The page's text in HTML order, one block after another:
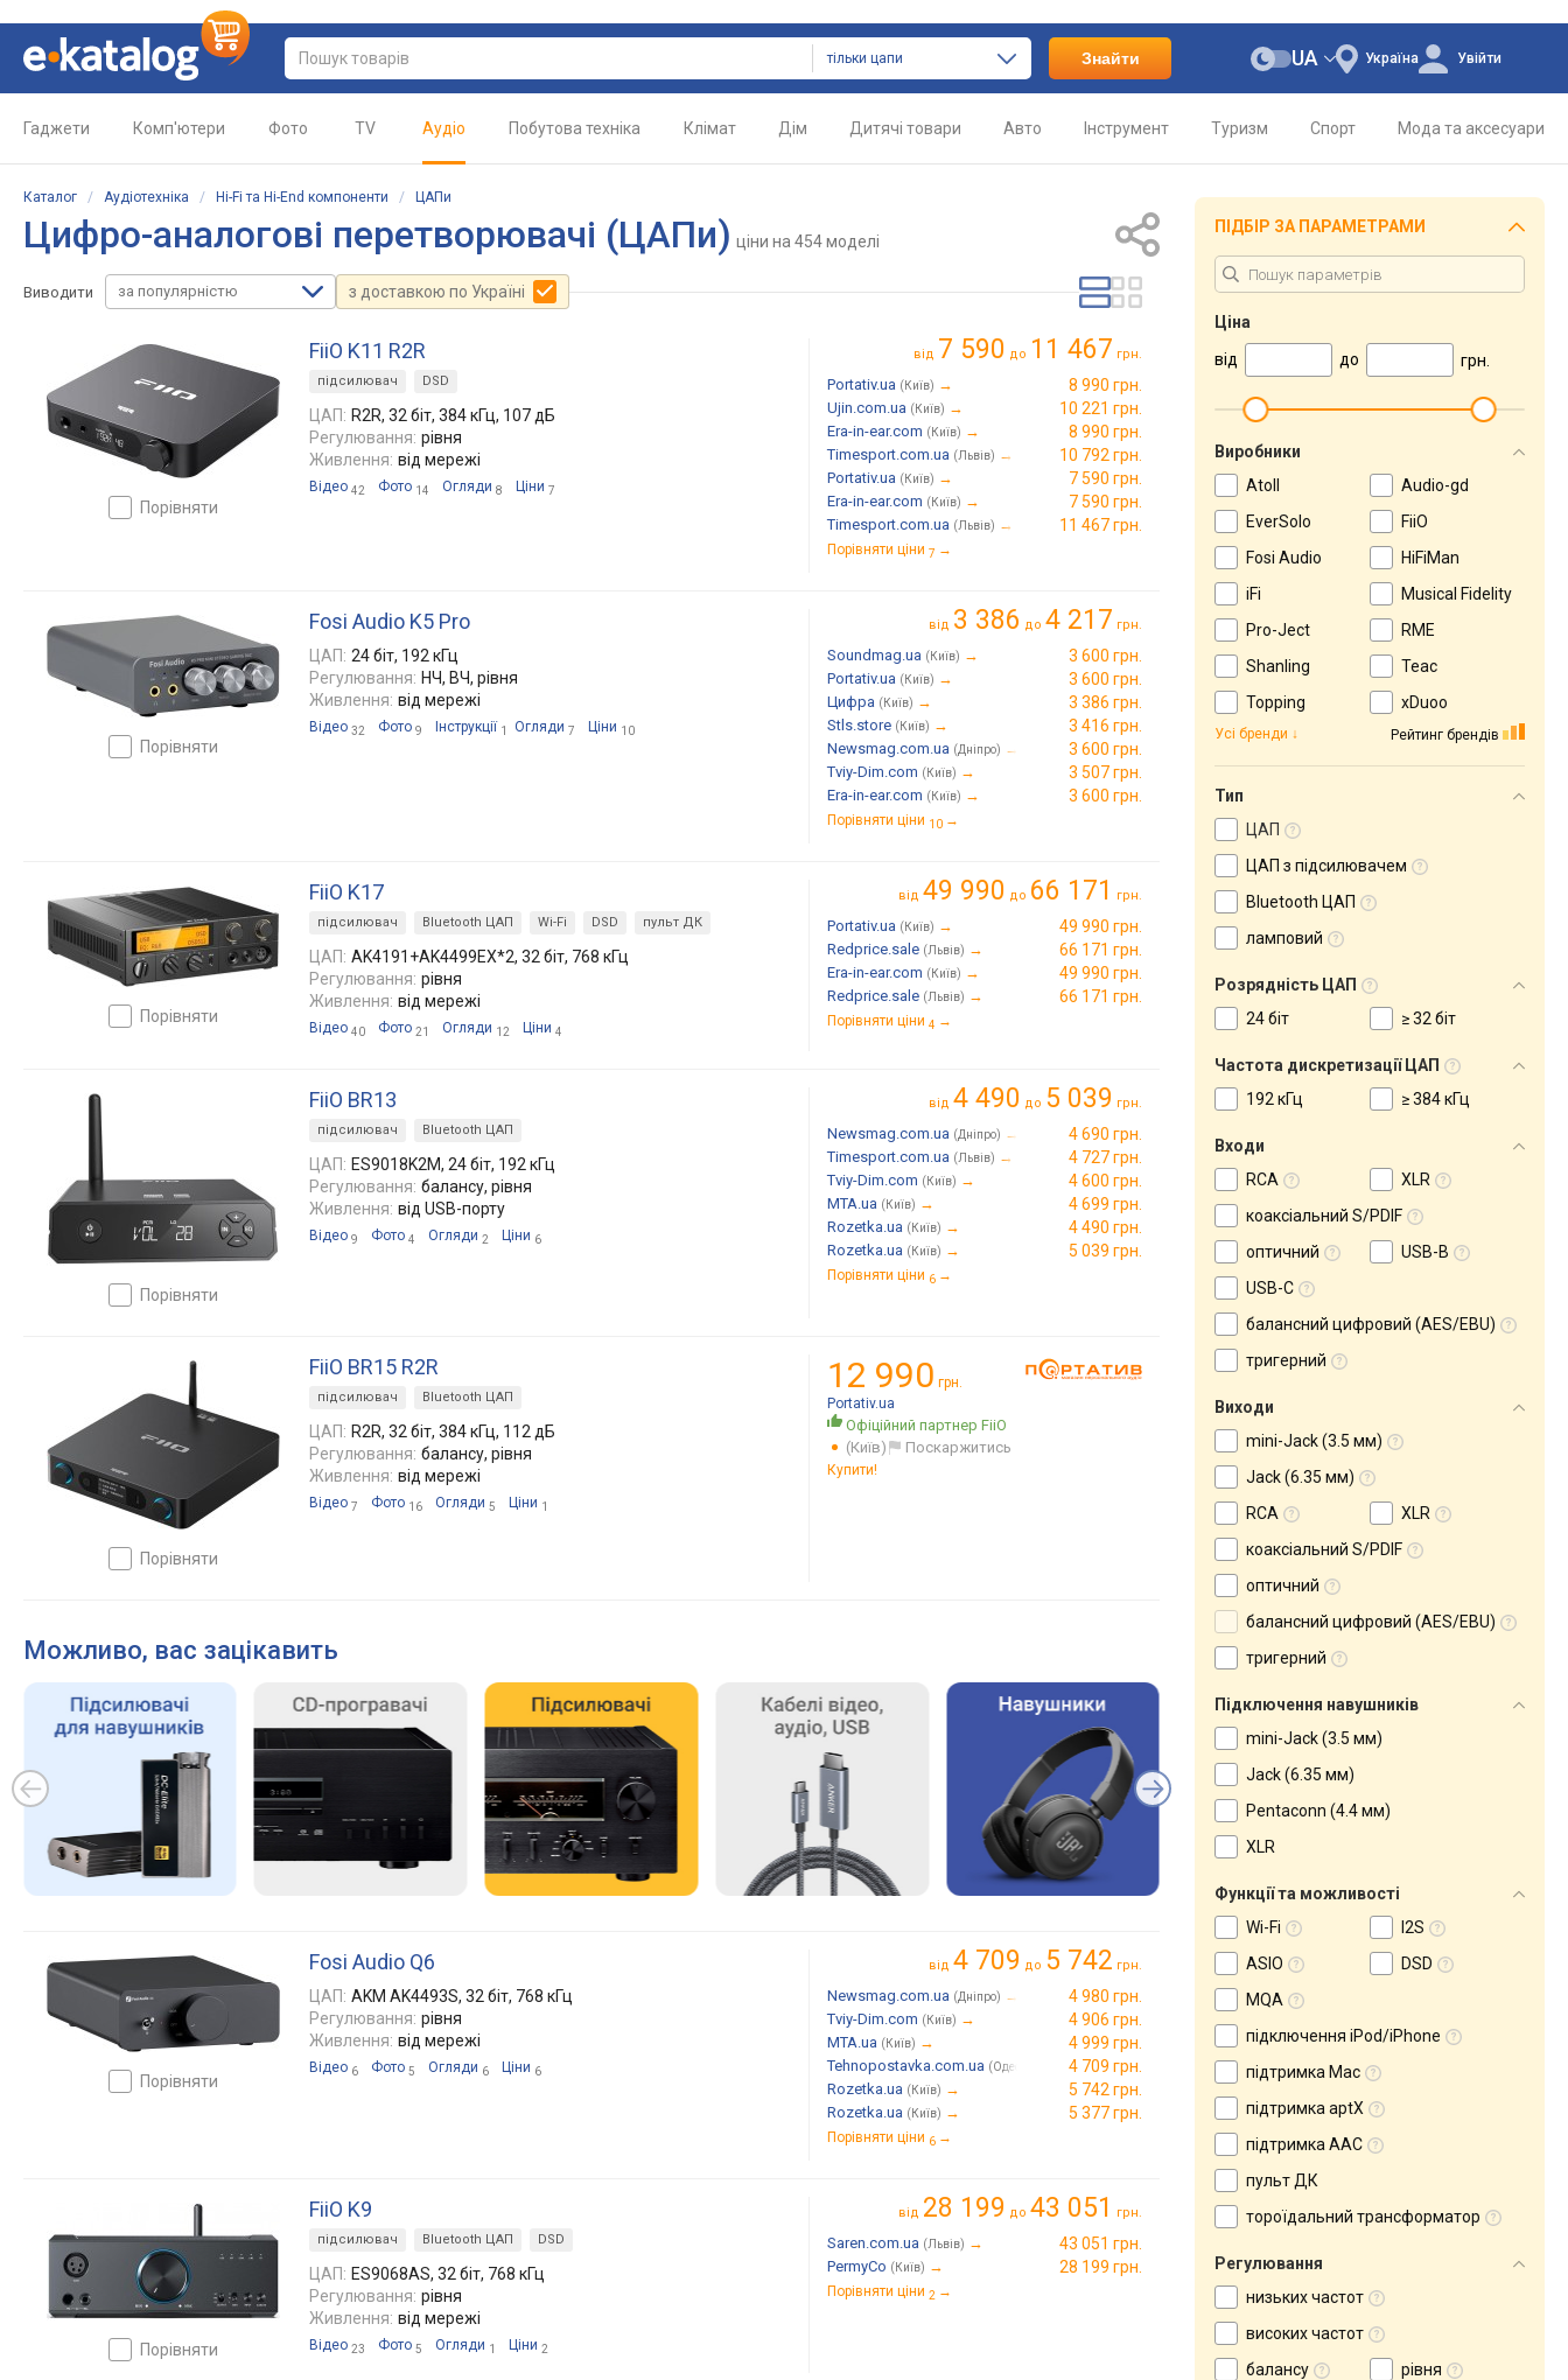
тільки цапи Знайти Україна
UA Увійти
Гаджети Комп'ютери Фото TV Аудіо Побутова техніка Клімат Дім Дитячі товари Авто Інструмент Туризм Спорт Мода та аксесуари
Каталог / Аудіотехніка / Hi-Fi та Hi-End компоненти / ЦАПи
Цифро-аналогові перетворювачі (ЦАПи) ціни на 454 моделі
Виводити за популярністю з доставкою по Україні
порівняти
FiiO K11 R2R
підсилювач DSD
ЦАП: R2R, 32 біт, 384 кГц, 107 дБ
Регулювання: рівня
Живлення: від мережі
Відео 42 Фото 14 Огляди 8 Ціни 7
від 7 590 до 11 467 грн.
Portativ.ua (Київ) → 8 990 грн.
Ujin.com.ua (Київ) → 10 221 грн.
Era-in-ear.com (Київ) → 8 990 грн.
Timesport.com.ua (Львів) → 10 792 грн.
Portativ.ua (Київ) → 7 590 грн.
Era-in-ear.com (Київ) → 7 590 грн.
Timesport.com.ua (Львів) → 11 467 грн.
Порівняти ціни 7 →
порівняти
Fosi Audio K5 Pro
ЦАП: 24 біт, 192 кГц
Регулювання: НЧ, ВЧ, рівня
Живлення: від мережі
Відео 32 Фото 9 Інструкції 1 Огляди 7 Ціни 10
від 3 386 до 4 217 грн.
Soundmag.ua (Київ) → 3 600 грн.
Portativ.ua (Київ) → 3 600 грн.
Цифра (Київ) → 3 386 грн.
Stls.store (Київ) → 3 416 грн.
Newsmag.com.ua (Дніпро) → 3 600 грн.
Tviy-Dim.com (Київ) → 3 507 грн.
Era-in-ear.com (Київ) → 3 600 грн.
Порівняти ціни 10 →
порівняти
FiiO K17
підсилювач Bluetooth ЦАП Wi-Fi DSD пульт ДК
ЦАП: AK4191+AK4499EX*2, 32 біт, 768 кГц
Регулювання: рівня
Живлення: від мережі
Відео 40 Фото 21 Огляди 12 Ціни 4
від 49 990 до 66 171 грн.
Portativ.ua (Київ) → 49 990 грн.
Redprice.sale (Львів) → 66 171 грн.
Era-in-ear.com (Київ) → 49 990 грн.
Redprice.sale (Львів) → 66 171 грн.
Порівняти ціни 4 →
порівняти
FiiO BR13
підсилювач Bluetooth ЦАП
ЦАП: ES9018K2M, 24 біт, 192 кГц
Регулювання: балансу, рівня
Живлення: від USB-порту
Відео 9 Фото 4 Огляди 2 Ціни 6
від 4 490 до 5 039 грн.
Newsmag.com.ua (Дніпро) → 4 690 грн.
Timesport.com.ua (Львів) → 4 727 грн.
Tviy-Dim.com (Київ) → 4 600 грн.
MTA.ua (Київ) → 4 699 грн.
Rozetka.ua (Київ) → 4 490 грн.
Rozetka.ua (Київ) → 5 039 грн.
Порівняти ціни 6 →
порівняти
FiiO BR15 R2R
підсилювач Bluetooth ЦАП
ЦАП: R2R, 32 біт, 384 кГц, 112 дБ
Регулювання: балансу, рівня
Живлення: від мережі
Відео 7 Фото 16 Огляди 5 Ціни 1
12 990 грн.
Portativ.ua
Офіційний партнер FiiO
(Київ)
Поскаржитись
Купити!
Можливо, вас зацікавить
порівняти
Fosi Audio Q6
ЦАП: AKM AK4493S, 32 біт, 768 кГц
Регулювання: рівня
Живлення: від мережі
Відео 6 Фото 5 Огляди 6 Ціни 6
від 4 709 до 5 742 грн.
Newsmag.com.ua (Дніпро) → 4 980 грн.
Tviy-Dim.com (Київ) → 4 906 грн.
MTA.ua (Київ) → 4 999 грн.
Tehnopostavka.com.ua (Одеса) 4 709 грн.
Rozetka.ua (Київ) → 5 742 грн.
Rozetka.ua (Київ) → 5 377 грн.
Порівняти ціни 6 →
порівняти
FiiO K9
підсилювач Bluetooth ЦАП DSD
ЦАП: ES9068AS, 32 біт, 768 кГц
Регулювання: рівня
Живлення: від мережі
Відео 23 Фото 5 Огляди 1 Ціни 2
від 28 199 до 43 051 грн.
Saren.com.ua (Львів) → 43 051 грн.
PermyCo (Київ) → 28 199 грн.
Порівняти ціни 2 →
ПІДБІР ЗА ПАРАМЕТРАМИ
Ціна
від
до грн.
Виробники
Atoll
Audio-gd
EverSolo
FiiO
Fosi Audio
HiFiMan
iFi
Musical Fidelity
Pro-Ject
RME
Shanling
Teac
Topping
xDuoo
Рейтинг брендів
Усі бренди
Тип
ЦАП
ЦАП з підсилювачем
Bluetooth ЦАП
ламповий
Розрядність ЦАП
24 біт
≥ 32 біт
Частота дискретизації ЦАП
192 кГц
≥ 384 кГц
Входи
RCA
XLR
коаксіальний S/PDIF
оптичний
USB-B
USB-C
балансний цифровий (AES/EBU)
тригерний
Виходи
mini-Jack (3.5 мм)
Jack (6.35 мм)
RCA
XLR
коаксіальний S/PDIF
оптичний
балансний цифровий (AES/EBU)
тригерний
Підключення навушників
mini-Jack (3.5 мм)
Jack (6.35 мм)
Pentaconn (4.4 мм)
XLR
Функції та можливості
Wi-Fi
I2S
ASIO
DSD
MQA
підключення iPod/iPhone
підтримка Mac
підтримка aptX
підтримка AAC
пульт ДК
тороїдальний трансформатор
Регулювання
низьких частот
високих частот
балансу
рівня